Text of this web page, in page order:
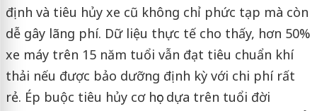
định và tiêu hủy xe cũ không chỉ phức tạp mà còn
dễ gây lãng phí. Dữ liệu thực tế cho thấy, hơn 50%
xe máy trên 15 năm tuổi vẫn đạt tiêu chuẩn khí
thải nếu được bảo dưỡng định kỳ với chi phí rất
rẻ. Ép buộc tiêu hủy cơ học dựa trên tuổi đời